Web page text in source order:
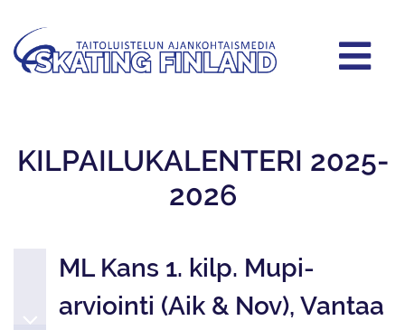
KILPAILUKALENTERI 2025-
2026
ML Kans 1. kilp. Mupi-
arviointi (Aik & Nov), Vantaa